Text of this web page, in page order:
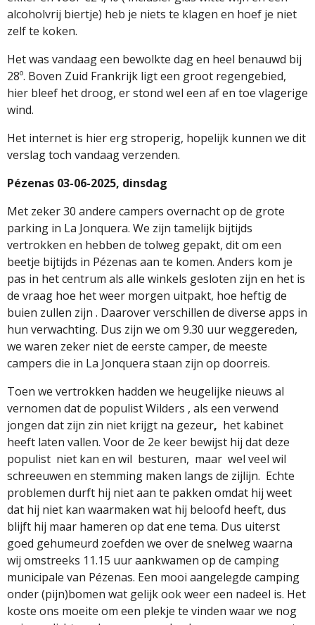
alcoholvrij biertje) heb je niets te klagen en hoef je niet
zelf te koken.
Het was vandaag een bewolkte dag en heel benauwd bij
28º. Boven Zuid Frankrijk ligt een groot regengebied,
hier bleef het droog, er stond wel een af en toe vlagerige
wind.
Het internet is hier erg stroperig, hopelijk kunnen we dit
verslag toch vandaag verzenden.
Pézenas 03-06-2025, dinsdag
Met zeker 30 andere campers overnacht op de grote
parking in La Jonquera. We zijn tamelijk bijtijds
vertrokken en hebben de tolweg gepakt, dit om een
beetje bijtijds in Pézenas aan te komen. Anders kom je
pas in het centrum als alle winkels gesloten zijn en het is
de vraag hoe het weer morgen uitpakt, hoe heftig de
buien zullen zijn . Daarover verschillen de diverse apps in
hun verwachting. Dus zijn we om 9.30 uur weggereden,
we waren zeker niet de eerste camper, de meeste
campers die in La Jonquera staan zijn op doorreis.
Toen we vertrokken hadden we heugelijke nieuws al
vernomen dat de populist Wilders , als een verwend
jongen dat zijn zin niet krijgt na gezeur, het kabinet
heeft laten vallen. Voor de 2e keer bewijst hij dat deze
populist niet kan en wil besturen, maar wel veel wil
schreeuwen en stemming maken langs de zijlijn. Echte
problemen durft hij niet aan te pakken omdat hij weet
dat hij niet kan waarmaken wat hij beloofd heeft, dus
blijft hij maar hameren op dat ene tema. Dus uiterst
goed gehumeurd zoefden we over de snelweg waarna
wij omstreeks 11.15 uur aankwamen op de camping
municipale van Pézenas. Een mooi aangelegde camping
onder (pijn)bomen wat gelijk ook weer een nadeel is. Het
koste ons moeite om een plekje te vinden waar we nog